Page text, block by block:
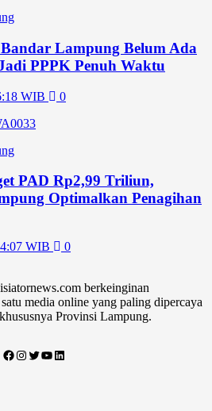
Lampung Belum Ada
PPPK Penuh Waktu
WIB 0
PAD Rp2,99 Triliun,
Optimalkan Penagihan
WIB 0
berkeinginan
media online yang paling dipercaya
Provinsi Lampung.
Facebook Instagram Twitter YouTube LinkedIn